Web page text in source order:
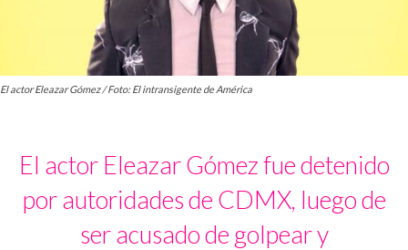
El actor Eleazar Gómez / Foto: El intransigente de América
El actor Eleazar Gómez fue detenido
por autoridades de CDMX, luego de
ser acusado de golpear y